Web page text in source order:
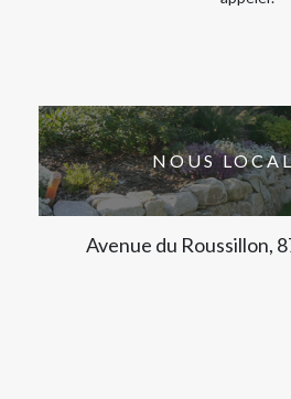
NOUS
Avenue du Roussillon,